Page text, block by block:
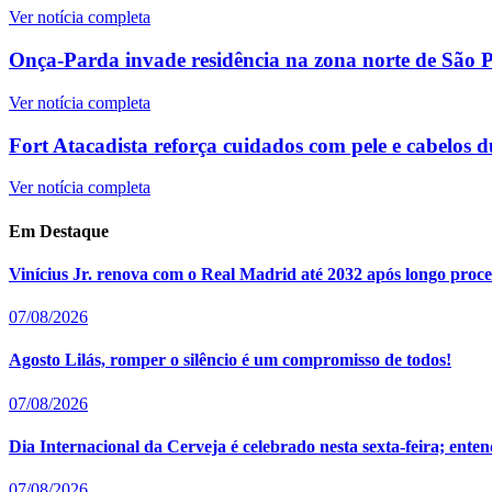
Ver notícia completa
Onça-Parda invade residência na zona norte de São
Ver notícia completa
Fort Atacadista reforça cuidados com pele e cabelos
Ver notícia completa
Em Destaque
Vinícius Jr. renova com o Real Madrid até 2032 após longo
07/08/2026
Agosto Lilás, romper o silêncio é um compromisso de todos!
07/08/2026
Dia Internacional da Cerveja é celebrado nesta sexta-feira;